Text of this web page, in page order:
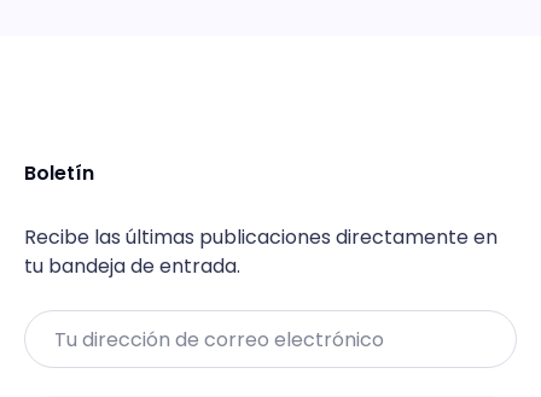
Boletín
Recibe las últimas publicaciones directamente en
tu bandeja de entrada.
Email